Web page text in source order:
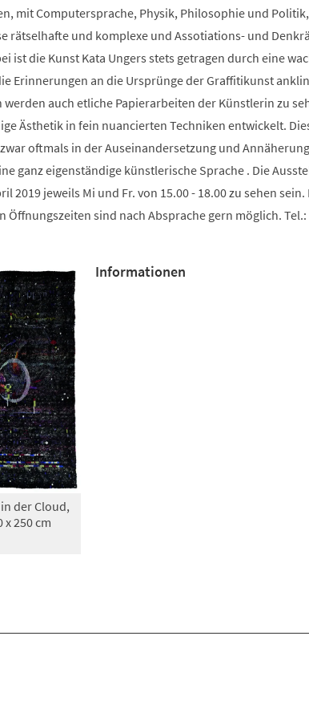
mit Computersprache, Physik, Philosophie und Politik,
rätselhafte und komplexe und Assotiations- und
ist die Kunst Kata Ungers stets getragen durch eine
Erinnerungen an die Ursprünge der Graffitikunst
auch etliche Papierarbeiten der Künstlerin zu
Ästhetik in fein nuancierten Techniken entwickelt.
oftmals in der Auseinandersetzung und
ganz eigenständige künstlerische Sprache . Die
2019 jeweils Mi und Fr. von 15.00 - 18.00 zu sehen sein.
sind nach Absprache gern möglich. Tel.:
der Cloud,
x 250 cm
Informationen